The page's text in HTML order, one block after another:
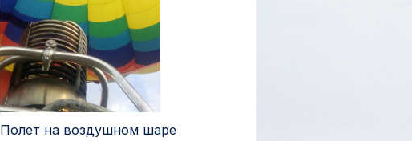
Полет на воздушном шаре